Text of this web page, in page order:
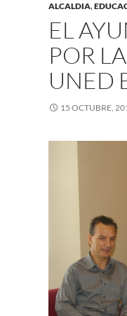
ALCALDIA,
EL
POR
UNED
15 OCTUBRE,